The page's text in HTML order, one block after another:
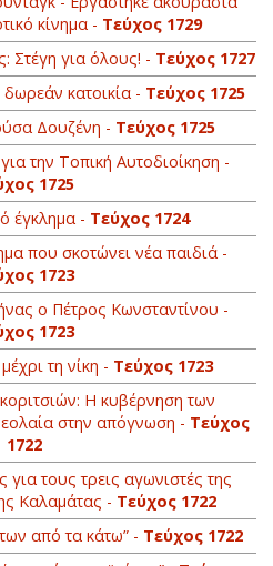
κίνημα - Τεύχος 1729
Στέγη για όλους! - Τεύχος 1727
κατοικία - Τεύχος 1725
Δουζένη - Τεύχος 1725
την Τοπική Αυτοδιοίκηση -
1725
έγκλημα - Τεύχος 1724
που σκοτώνει νέα παιδιά -
1723
ο Πέτρος Κωνσταντίνου -
1723
τη νίκη - Τεύχος 1723
Η κυβέρνηση των
στην απόγνωση - Τεύχος
1722
για τους τρεις αγωνιστές της
Καλαμάτας - Τεύχος 1722
από τα κάτω” - Τεύχος 1722